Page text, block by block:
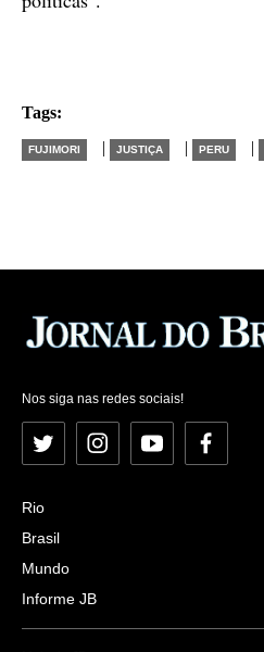
Tags:
FUJIMORI | JUSTIÇA | PERU |
Nos siga nas redes sociais!
Twitter InstagramYouTubeFacebook
Rio
Brasil
Mundo
Informe JB